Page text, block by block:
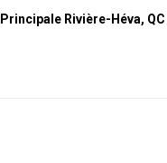
Rivière-Héva, QC |